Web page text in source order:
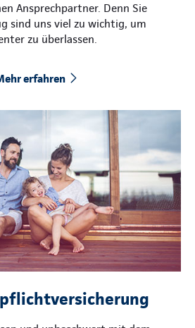
Ansprechpartner. Denn Sie
sind uns viel zu wichtig, um
zu überlassen.
erfahren